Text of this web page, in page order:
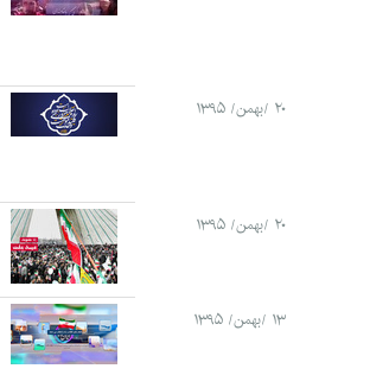
۲۰ /بهمن/ ۱۳۹۵
۲۰ /بهمن/ ۱۳۹۵
۱۳ /بهمن/ ۱۳۹۵